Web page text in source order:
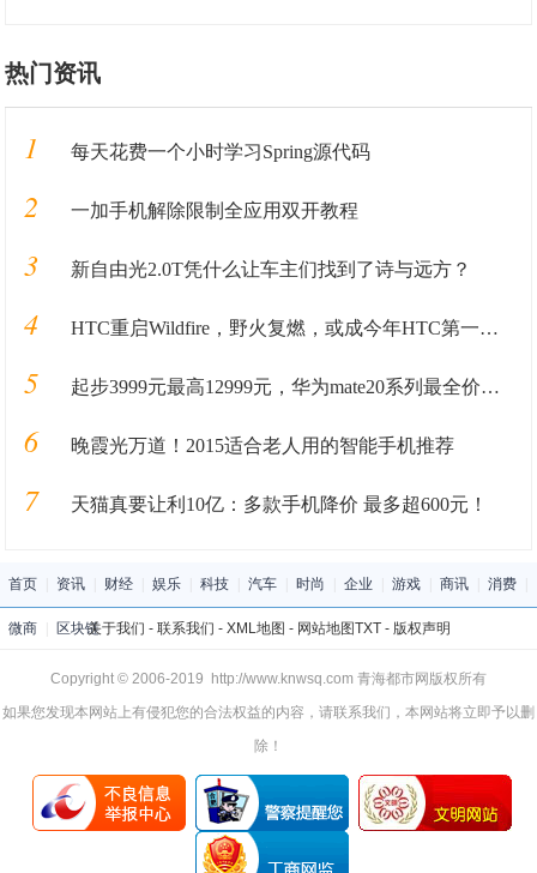
热门资讯
1 每天花费一个小时学习Spring源代码
2 一加手机解除限制全应用双开教程
3 新自由光2.0T凭什么让车主们找到了诗与远方？
4 HTC重启Wildfire，野火复燃，或成今年HTC第一部新机
5 起步3999元最高12999元，华为mate20系列最全价格奉上
6 晚霞光万道！2015适合老人用的智能手机推荐
7 天猫真要让利10亿：多款手机降价 最多超600元！
首页 资讯 财经 娱乐 科技 汽车 时尚 企业 游戏 商讯 消费
微商 区块链关于我们 - 联系我们 - XML地图 - 网站地图TXT- 版权声明
Copyright © 2006-2019 http://www.knwsq.com 青海都市网版权所有
如果您发现本网站上有侵犯您的合法权益的内容，请联系我们，本网站将立即予以删
除！